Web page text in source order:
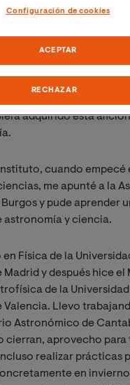
gran ventaja de que soy
lumínica. Esto me
observar el cielo y
adquirido esta
cuando empecé
me apunté a la
y pude aprender
astronomía y ciencia.
en Física de la
y después hice el
de la Universidad
Valencia. Llevo
Astronómico de
cierran, aprovecho para
realizar prácticas
en invierno
Configuración de cookies
RECHAZAR
ACEPTAR